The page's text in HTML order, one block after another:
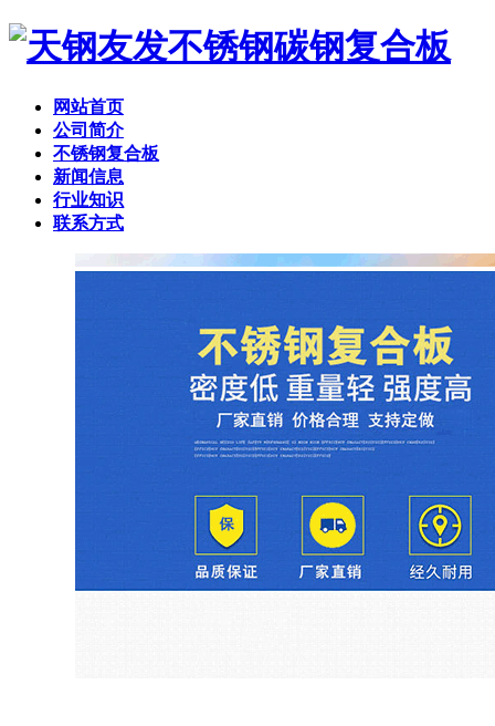
网站首页
公司简介
不锈钢复合板
新闻信息
行业知识
联系方式